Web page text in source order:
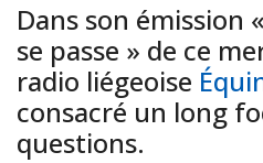
Dans son émission
se passe » de ce
radio liégeoise
consacré un long
questions.